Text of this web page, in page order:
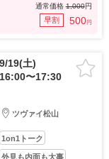
通常価格1,000円
早割 500円
9/19(土)
16:00〜17:30
ツヴァイ松山
1on1トーク
外見も内面も大事